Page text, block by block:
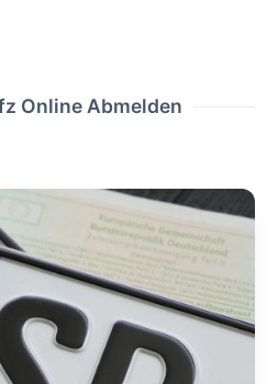
Online Abmelden